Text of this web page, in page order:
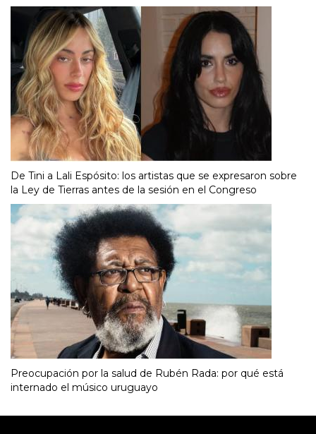
De Tini a Lali Espósito: los artistas que se expresaron sobre
la Ley de Tierras antes de la sesión en el Congreso
Preocupación por la salud de Rubén Rada: por qué está
internado el músico uruguayo